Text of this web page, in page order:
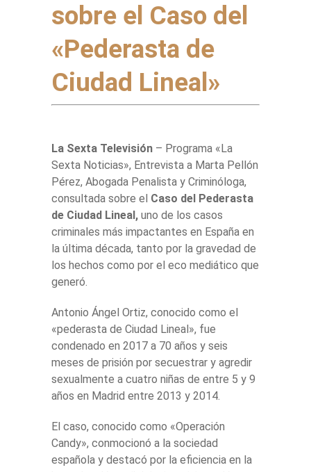
sobre el Caso del
«Pederasta de
Ciudad Lineal»
La Sexta Televisión – Programa «La
Sexta Noticias», Entrevista a Marta Pellón
Pérez, Abogada Penalista y Criminóloga,
consultada sobre el Caso del Pederasta
de Ciudad Lineal, uno de los casos
criminales más impactantes en España en
la última década, tanto por la gravedad de
los hechos como por el eco mediático que
generó.
Antonio Ángel Ortiz, conocido como el
«pederasta de Ciudad Lineal», fue
condenado en 2017 a 70 años y seis
meses de prisión por secuestrar y agredir
sexualmente a cuatro niñas de entre 5 y 9
años en Madrid entre 2013 y 2014.
El caso, conocido como «Operación
Candy», conmocionó a la sociedad
española y destacó por la eficiencia en la